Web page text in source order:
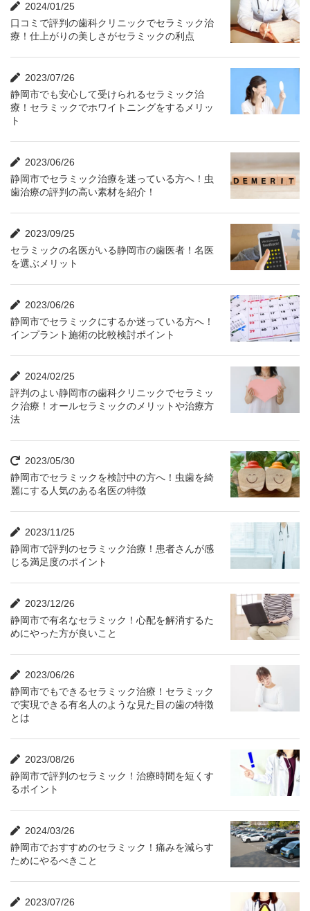
2024/01/25
口コミで評判の歯科クリニックでセラミック治
療！仕上がりの美しさがセラミックの利点
2023/07/26
静岡市でも安心して受けられるセラミック治
療！セラミックでホワイトニングをするメリッ
ト
2023/06/26
静岡市でセラミック治療を迷っている方へ！虫
歯治療の評判の高い素材を紹介！
2023/09/25
セラミックの名医がいる静岡市の歯医者！名医
を選ぶメリット
2023/06/26
静岡市でセラミックにするか迷っている方へ！
インプラント施術の比較検討ポイント
2024/02/25
評判のよい静岡市の歯科クリニックでセラミッ
ク治療！オールセラミックのメリットや治療方
法
2023/05/30
静岡市でセラミックを検討中の方へ！虫歯を綺
麗にする人気のある名医の特徴
2023/11/25
静岡市で評判のセラミック治療！患者さんが感
じる満足度のポイント
2023/12/26
静岡市で有名なセラミック！心配を解消するた
めにやった方が良いこと
2023/06/26
静岡市でもできるセラミック治療！セラミック
で実現できる有名人のような見た目の歯の特徴
とは
2023/08/26
静岡市で評判のセラミック！治療時間を短くす
るポイント
2024/03/26
静岡市でおすすめのセラミック！痛みを減らす
ためにやるべきこと
2023/07/26